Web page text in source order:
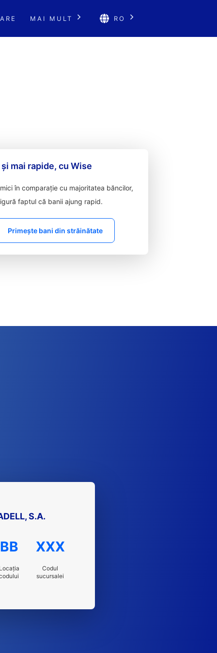
MAI MULT RO
mai rapide, cu Wise
în comparație cu majoritatea băncilor,
faptul că banii ajung rapid.
Primește bani din străinătate
S.A.
BB XXX
Codul
sucursalei